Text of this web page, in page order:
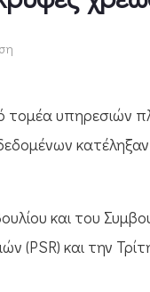
τομέα υπηρεσιών
και του
(PSR) και την